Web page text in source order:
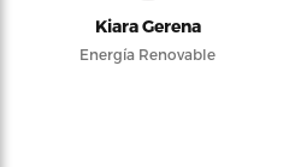
Kiara Gerena
Energía Renovable